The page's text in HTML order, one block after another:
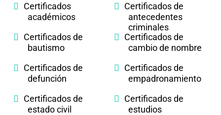
Certificados
académicos
Certificados de
antecedentes
criminales
Certificados de
bautismo
Certificados de
cambio de nombre
Certificados de
defunción
Certificados de
empadronamiento
Certificados de
estado civil
Certificados de
estudios